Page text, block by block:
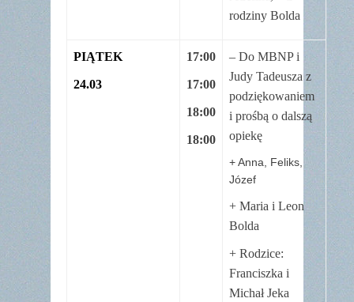
rodziny Bolda
PIĄTEK
24.03
17:00
17:00
18:00
18:00
– Do MBNP i
Judy Tadeusza z
podziękowaniem
i prośbą o dalszą
opiekę
+ Anna, Feliks,
Józef
+ Maria i Leon
Bolda
+ Rodzice:
Franciszka i
Michał Jeka